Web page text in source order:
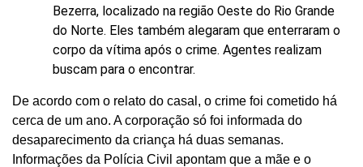
Bezerra, localizado na região Oeste do Rio Grande
do Norte. Eles também alegaram que enterraram o
corpo da vítima após o crime. Agentes realizam
buscam para o encontrar.
De acordo com o relato do casal, o crime foi cometido há
cerca de um ano. A corporação só foi informada do
desaparecimento da criança há duas semanas.
Informações da Polícia Civil apontam que a mãe e o